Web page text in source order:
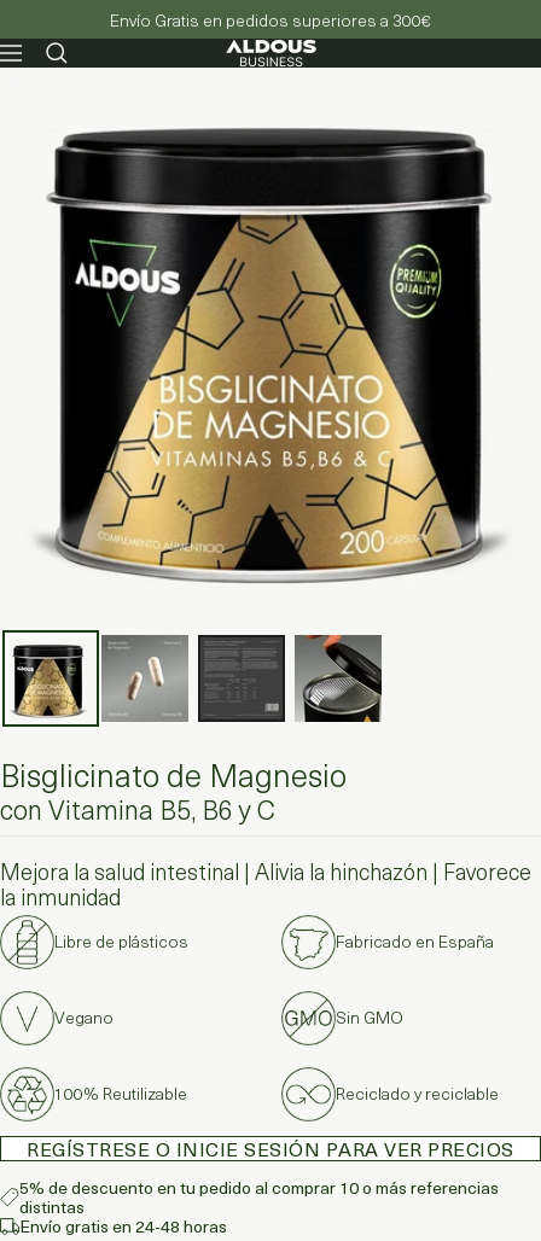
Envío Gratis en pedidos superiores a 300€
Navegación Aldous
-
Bisglicinato de Magnesio
con Vitamina B5, B6 y C
Mejora la salud intestinal | Alivia la hinchazón | Favorece
la inmunidad
Libre de plásticos Fabricado en España
Vegano Sin GMO
100% Reutilizable Reciclado y reciclable
REGÍSTRESE O INICIE SESIÓN PARA VER PRECIOS
5% de descuento en tu pedido al comprar 10 o más referencias
distintas
Envío gratis en 24-48 horas